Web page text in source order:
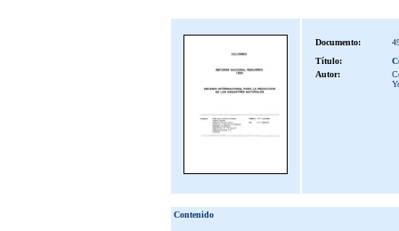
Documento:
Título:
Autor:
Contenido